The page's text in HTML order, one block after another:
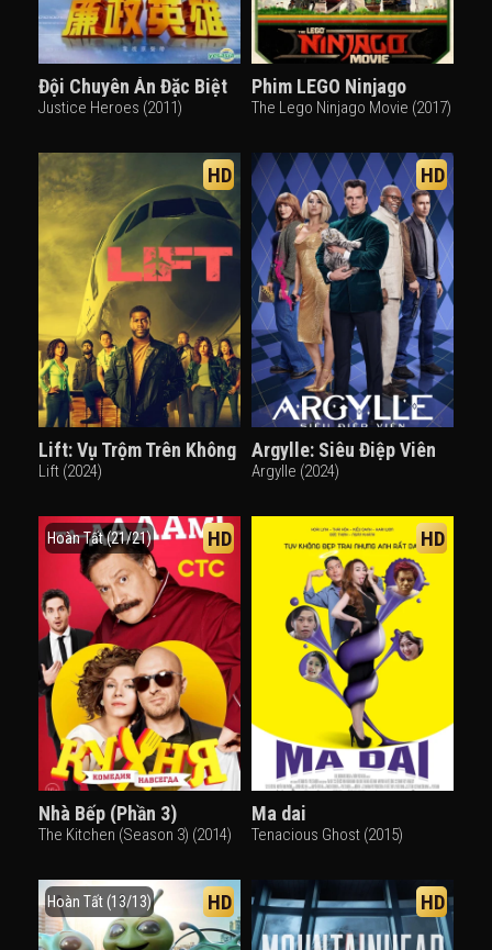
Đội Chuyên Án Đặc Biệt
Justice Heroes (2011)
Phim LEGO Ninjago
The Lego Ninjago Movie (2017)
HD
Lift: Vụ Trộm Trên Không
Lift (2024)
HD
Argylle: Siêu Điệp Viên
Argylle (2024)
Hoàn Tất (21/21) HD
Nhà Bếp (Phần 3)
The Kitchen (Season 3) (2014)
HD
Ma dai
Tenacious Ghost (2015)
Hoàn Tất (13/13) HD HD